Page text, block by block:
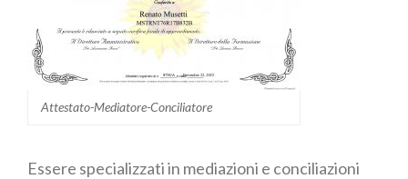
Attestato-Mediatore-Conciliatore
Essere specializzati in mediazioni e conciliazioni